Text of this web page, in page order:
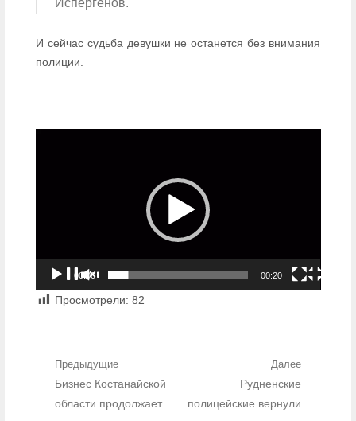
Испергенов.
И сейчас судьба девушки не останется без внимания
полиции.
00:00 00:20
Просмотрели: 82
Навигация по записям
Предыдущие
Предыдущий пост:
Бизнес Костанайской
области продолжает
Далее
Следующий
пост:
Рудненские
полицейские вернули